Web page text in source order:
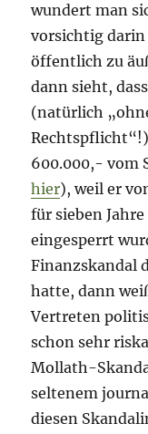
wundert man
vorsichtig
öffentlich zu
dann sieht,
(natürlich
600.000,- vom
hier), weil er
für sieben
eingesperrt
Finanzskandal
hatte, dann
Vertreten
schon sehr
Mollath-
seltenem
diesen